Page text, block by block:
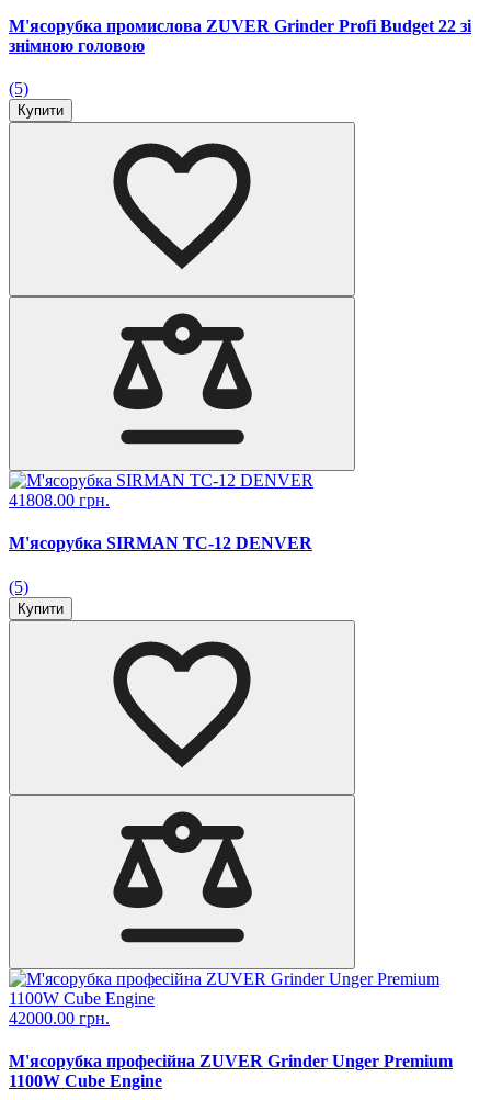
М'ясорубка промислова ZUVER Grinder Profi Budget 22 зі
знімною головою
(5)
Купити
41808.00 грн.
М'ясорубка SIRMAN TC-12 DENVER
(5)
Купити
42000.00 грн.
М'ясорубка професійна ZUVER Grinder Unger Premium
1100W Cube Engine